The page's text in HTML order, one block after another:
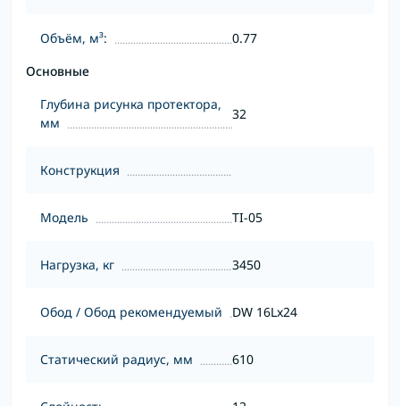
Объём, м³:
0.77
Основные
Глубина рисунка протектора,
мм
32
Конструкция
Модель TI-05
Нагрузка, кг 3450
Обод / Обод рекомендуемый DW 16Lx24
Статический радиус, мм 610